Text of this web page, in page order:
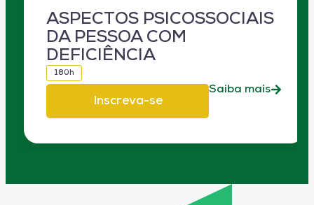
ASPECTOS PSICOSSOCIAIS
DA PESSOA COM
DEFICIÊNCIA
180h
Inscreva-se
Saiba mais